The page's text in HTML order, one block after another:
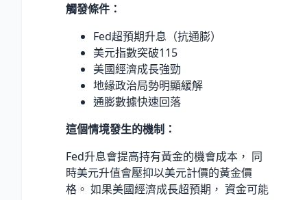
觸發條件：
Fed超預期升息（抗通膨）
美元指數突破115
美國經濟成長強勁
地緣政治局勢明顯緩解
通膨數據快速回落
這個情境發生的機制：
Fed升息會提高持有黃金的機會成本， 同
時美元升值會壓抑以美元計價的黃金價
格。 如果美國經濟成長超預期， 資金可能